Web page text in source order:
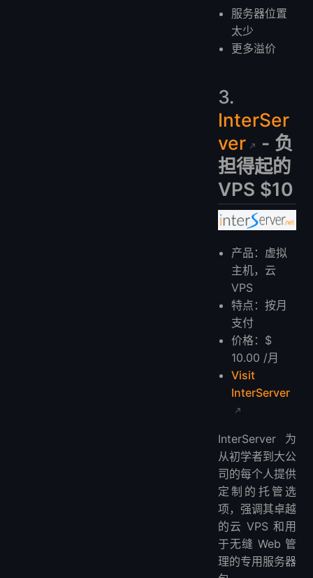
服务器位置
太少
更多溢价
3.
InterSer
ver
- 负
担得起的
VPS $10
产品：虚拟
主机，云
VPS
特点：按月
支付
价格：$
10.00 /月
Visit
InterServer
InterServer 为
从初学者到大公
司的每个人提供
定制的托管选
项，强调其卓越
的云 VPS 和用
于无缝 Web 管
理的专用服务器